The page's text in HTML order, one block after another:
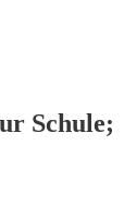
Schule;